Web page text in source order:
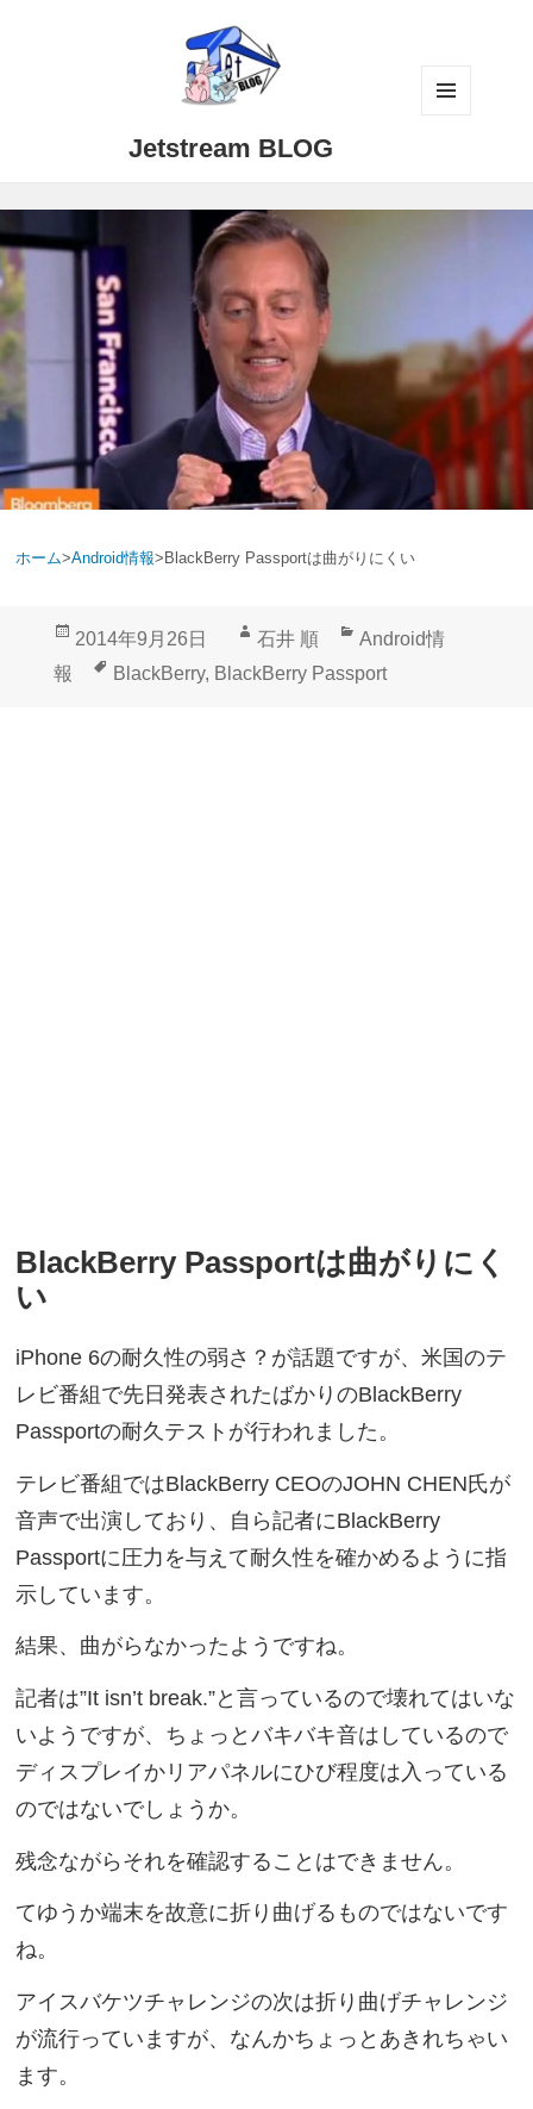
Jetstream BLOG
ホーム>Android情報> BlackBerry Passportは曲がりにくい
投
2014年9月26日
作
成
石井 順
カ
テ
Android情
報
タ
BlackBerry, BlackBerry Passport
BlackBerry Passportは曲がりにく
い
iPhone 6の耐久性の弱さ？が話題ですが、米国のテ
レビ番組で先日発表されたばかりのBlackBerry
Passportの耐久テストが行われました。
テレビ番組ではBlackBerry CEOのJOHN CHEN氏が
音声で出演しており、自ら記者にBlackBerry
Passportに圧力を与えて耐久性を確かめるように指
示しています。
結果、曲がらなかったようですね。
記者は”It isn’t break.”と言っているので壊れてはいな
いようですが、ちょっとバキバキ音はしているので
ディスプレイかリアパネルにひび程度は入っている
のではないでしょうか。
残念ながらそれを確認することはできません。
てゆうか端末を故意に折り曲げるものではないです
ね。
アイスバケツチャレンジの次は折り曲げチャレンジ
が流行っていますが、なんかちょっとあきれちゃい
ます。